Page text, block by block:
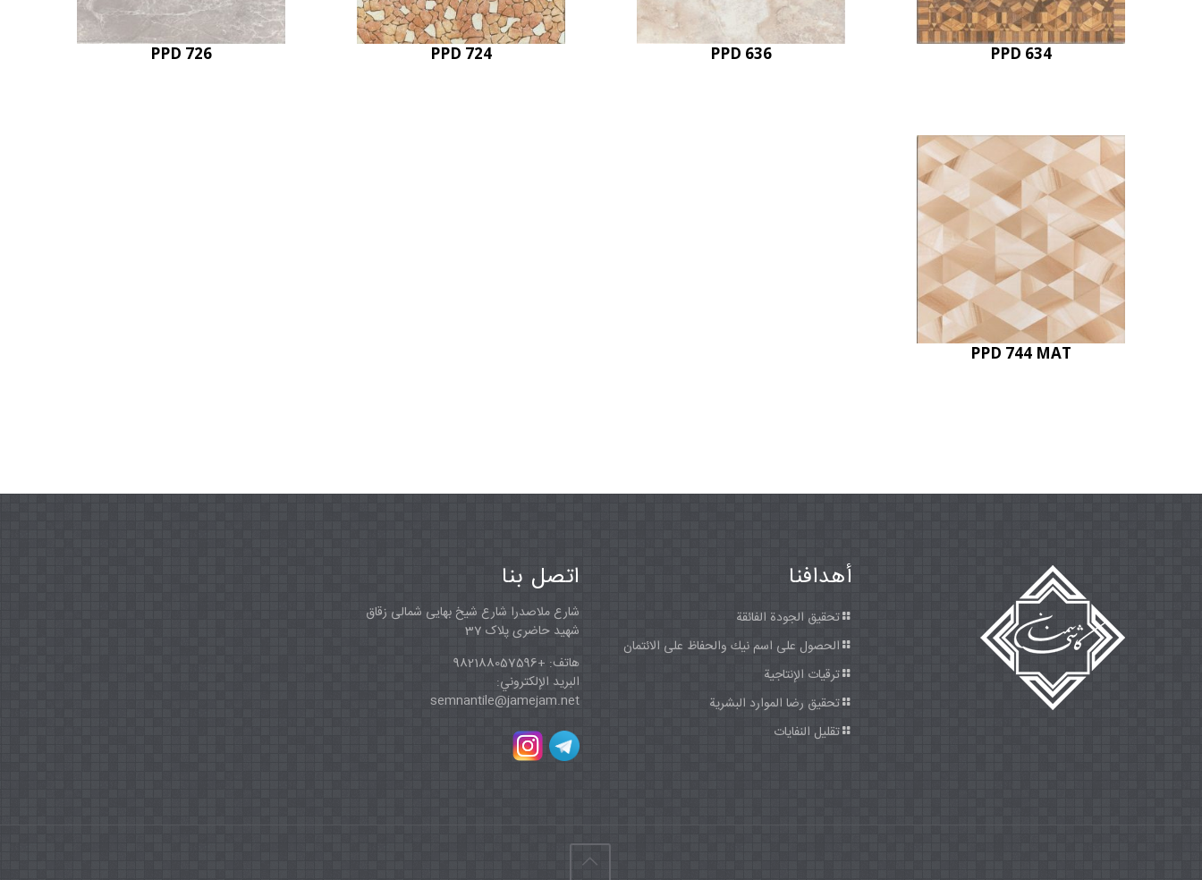
PPD 634
PPD 636
PPD 724
PPD 726
PPD 744 MAT
أهدافنا
تحقيق الجودة الفائقة
الحصول على اسم نيك والحفاظ على الائتمان
ترقيات الإنتاجية
تحقيق رضا الموارد البشرية
تقليل النفايات
اتصل بنا
شارع ملاصدرا شارع شیخ بهایی شمالی زقاق
شهید حاضری پلاک 37
هاتف: +982188057596
البريد الإلكتروني:
semnantile@jamejam.net